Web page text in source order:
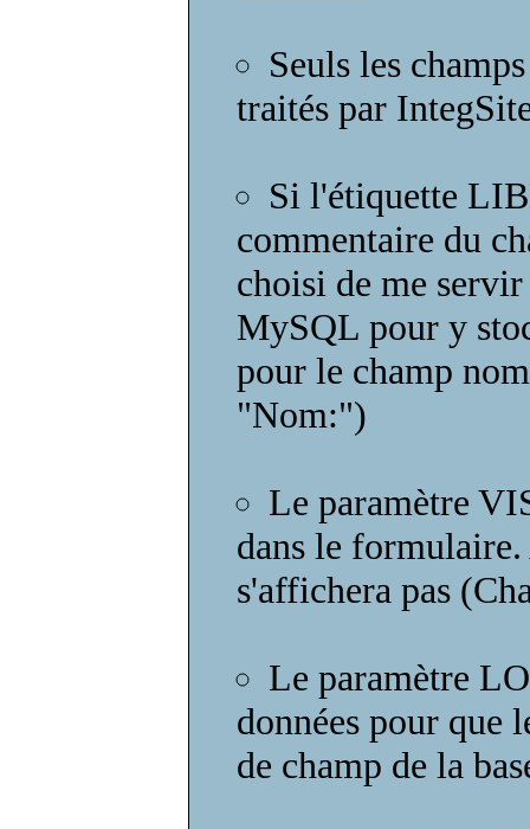
Seuls les
traités par
Si l'étiquette
commentaire du
choisi de me
MySQL pour y
pour le champ
"Nom:")
Le paramètre
dans le
s'affichera pas
Le paramètre
données pour que
de champ de la